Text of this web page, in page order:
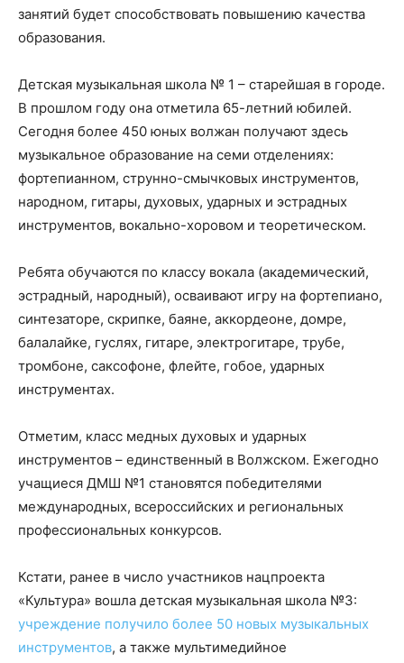
занятий будет способствовать повышению качества
образования.
Детская музыкальная школа № 1 – старейшая в городе.
В прошлом году она отметила 65-летний юбилей.
Сегодня более 450 юных волжан получают здесь
музыкальное образование на семи отделениях:
фортепианном, струнно-смычковых инструментов,
народном, гитары, духовых, ударных и эстрадных
инструментов, вокально-хоровом и теоретическом.
Ребята обучаются по классу вокала (академический,
эстрадный, народный), осваивают игру на фортепиано,
синтезаторе, скрипке, баяне, аккордеоне, домре,
балалайке, гуслях, гитаре, электрогитаре, трубе,
тромбоне, саксофоне, флейте, гобое, ударных
инструментах.
Отметим, класс медных духовых и ударных
инструментов – единственный в Волжском. Ежегодно
учащиеся ДМШ №1 становятся победителями
международных, всероссийских и региональных
профессиональных конкурсов.
Кстати, ранее в число участников нацпроекта
«Культура» вошла детская музыкальная школа №3:
учреждение получило более 50 новых музыкальных
инструментов, а также мультимедийное